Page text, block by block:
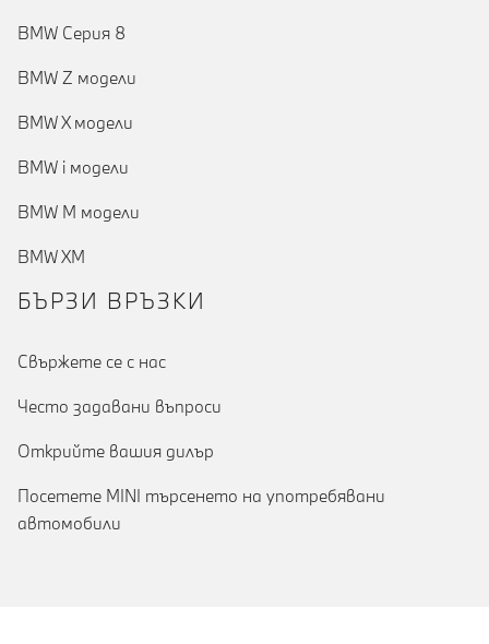
BMW Серия 8
BMW Z модели
BMW X модели
BMW i модели
BMW M модели
BMW XM
БЪРЗИ ВРЪЗКИ
Cвържете се с нас
Често задавани въпроси
Открийте вашия дилър
Посетете MINI търсенето на употребявани
автомобили